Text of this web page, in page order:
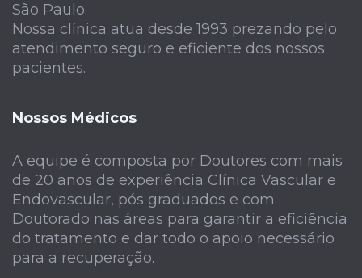
São Paulo.
Nossa clínica atua desde 1993 prezando pelo
atendimento seguro e eficiente dos nossos
pacientes.
Nossos Médicos
A equipe é composta por Doutores com mais
de 20 anos de experiência Clínica Vascular e
Endovascular, pós graduados e com
Doutorado nas áreas para garantir a eficiência
do tratamento e dar todo o apoio necessário
para a recuperação.